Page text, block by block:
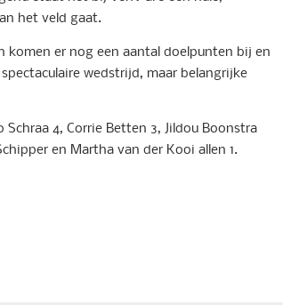
het veld gaat.
er nog een aantal doelpunten bij en
wedstrijd, maar belangrijke
Schraa 4, Corrie Betten 3, Jildou Boonstra
en Martha van der Kooi allen 1.